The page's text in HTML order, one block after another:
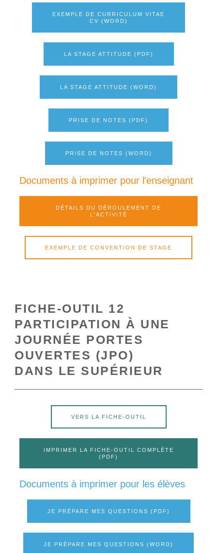
EXEMPLE DE CURRICULUM VITAE
CV (WORD)
LA STAGE ATTITUDE (PDF)
LA STAGE ATTITUDE (WORD)
PRISE DE NOTES (PDF)
PRISE DE NOTES (WORD)
Documents à imprimer pour l'enseignant
DÉTAILS DU DÉROULEMENT DE
L'ACTIVITÉ
EXEMPLE DE CONVENTION DE STAGE
FICHE-OUTIL 12
PARTICIPATION À UNE
JOURNÉE PORTES
OUVERTES (JPO)
DANS LE SUPÉRIEUR
VERS LA FICHE-OUTIL
IMPRIMER LA FICHE-OUTIL COMPLÈTE
(PDF)
Documents à imprimer pour les élèves
JE PRÉPARE MES QUESTIONS (PDF)
JE PRÉPARE MES QUESTIONS (WORD)